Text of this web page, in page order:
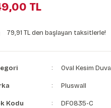
TL
79,91 TL den başlayan taksitlerle!
Oval Kesim
Pluswall
Kodu DF0835-C